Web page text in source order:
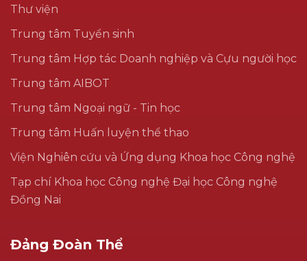
Thư viện
Trung tâm Tuyển sinh
Trung tâm Hợp tác Doanh nghiệp và Cựu người học
Trung tâm AIBOT
Trung tâm Ngoại ngữ - Tin học
Trung tâm Huấn luyện thể thao
Viện Nghiên cứu và Ứng dụng Khoa học Công nghệ
Tạp chí Khoa học Công nghệ Đại học Công nghệ
Đồng Nai
Đảng Đoàn Thể